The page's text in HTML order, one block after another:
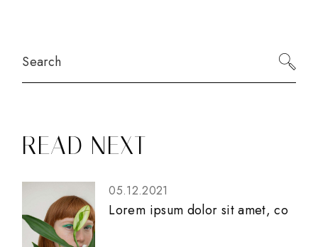
READ NEXT
05.12.2021
Lorem ipsum dolor sit amet, co